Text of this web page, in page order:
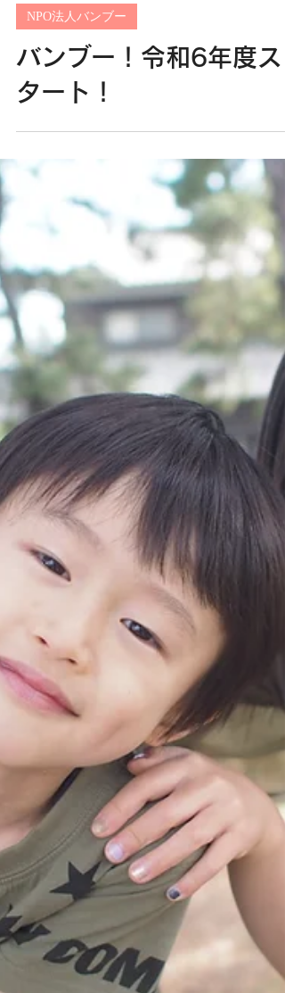
2024年4月1日
NPO法人バンブー
バンブー！令和6年度ス
タート！